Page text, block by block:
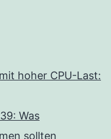
hoher CPU-Last:
Was
sollten